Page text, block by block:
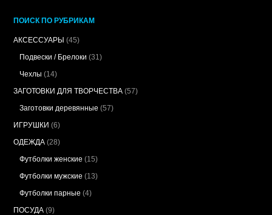
ПОИСК ПО РУБРИКАМ
АКСЕССУАРЫ (45)
Подвески / Брелоки (31)
Чехлы (14)
ЗАГОТОВКИ ДЛЯ ТВОРЧЕСТВА (57)
Заготовки деревянные (57)
ИГРУШКИ (6)
ОДЕЖДА (28)
Футболки женские (15)
Футболки мужские (13)
Футболки парные (4)
ПОСУДА (9)